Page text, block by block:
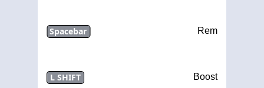
Spacebar Rem
L SHIFT Boost